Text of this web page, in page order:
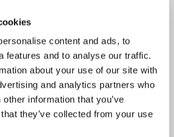
content and ads, to
features and to analyse our traffic.
about your use of our site with
and analytics partners who
information that you’ve
they’ve collected from your use
Holmen. Med kød har du et helt liv,
grøntsager langt mere,” siger
det store samtaleemne